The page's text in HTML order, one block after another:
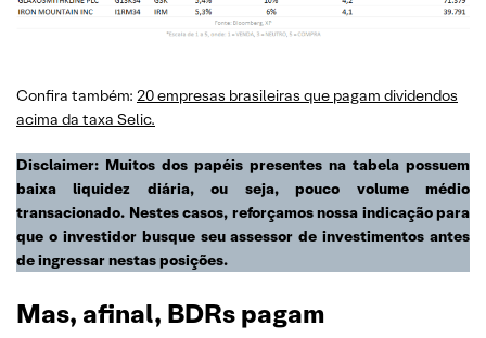
Confira também: 20 empresas brasileiras que pagam dividendos
acima da taxa Selic.
Disclaimer: Muitos dos papéis presentes na tabela possuem
baixa liquidez diária, ou seja, pouco volume médio
transacionado. Nestes casos, reforçamos nossa indicação para
que o investidor busque seu assessor de investimentos antes
de ingressar nestas posições.
Mas, afinal, BDRs pagam